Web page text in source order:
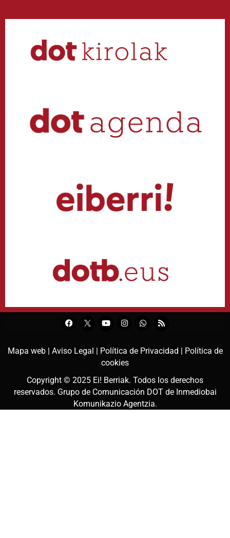
Mapa web | Aviso Legal | Política de Privacidad | Política de
cookies
Copyright © 2025 Ei! Berriak. Todos los derechos
reservados. Grupo de Comunicación DOT de Inmediobai
Komunikazio Agentzia.